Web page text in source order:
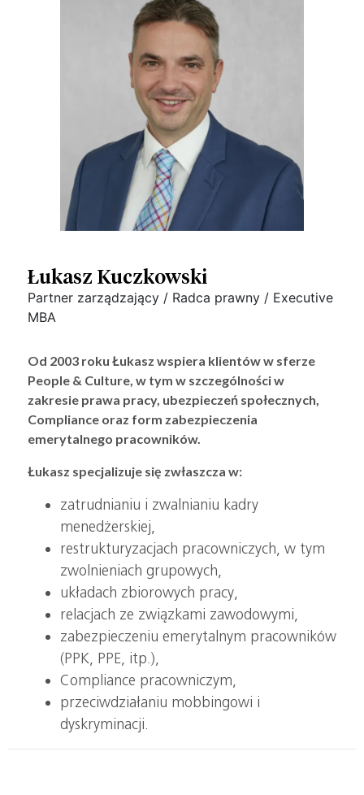
Łukasz Kuczkowski
Partner zarządzający / Radca prawny / Executive
MBA
Od 2003 roku Łukasz wspiera klientów w sferze
People & Culture, w tym w szczególności w
zakresie prawa pracy, ubezpieczeń społecznych,
Compliance oraz form zabezpieczenia
emerytalnego pracowników.
Łukasz specjalizuje się zwłaszcza w:
zatrudnianiu i zwalnianiu kadry
menedżerskiej,
restrukturyzacjach pracowniczych, w tym
zwolnieniach grupowych,
układach zbiorowych pracy,
relacjach ze związkami zawodowymi,
zabezpieczeniu emerytalnym pracowników
(PPK, PPE, itp.),
Compliance pracowniczym,
przeciwdziałaniu mobbingowi i
dyskryminacji.